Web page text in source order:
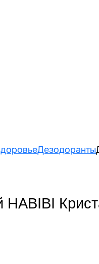
Дезодоранты
HABIBI